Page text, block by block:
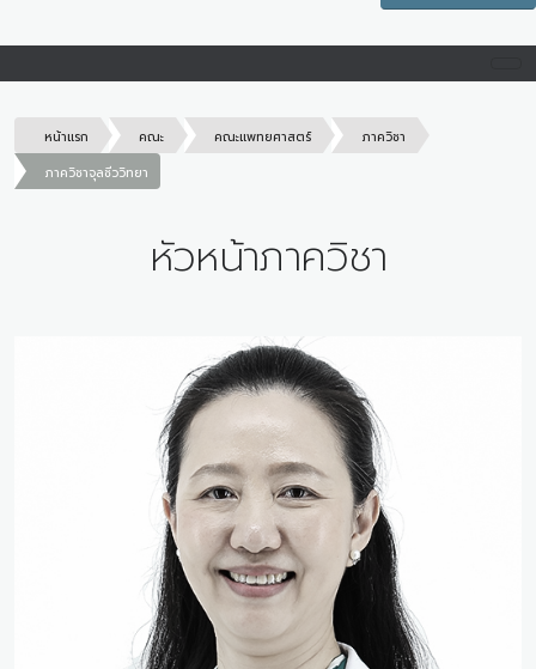
หน้าแรก คณะ คณะแพทยศาสตร์
ภาควิชา
ภาควิชาจุลชีววิทยา
หัวหน้าภาควิชา